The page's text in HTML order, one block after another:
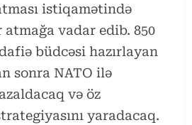
istiqamətində
atmağa vadar edib. 850
büdcəsi hazırlayan
sonra NATO ilə
və öz
yaradacaq.